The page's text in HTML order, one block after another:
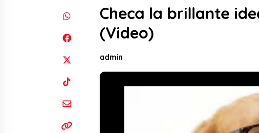
Checa la brillante
(Video)
admin